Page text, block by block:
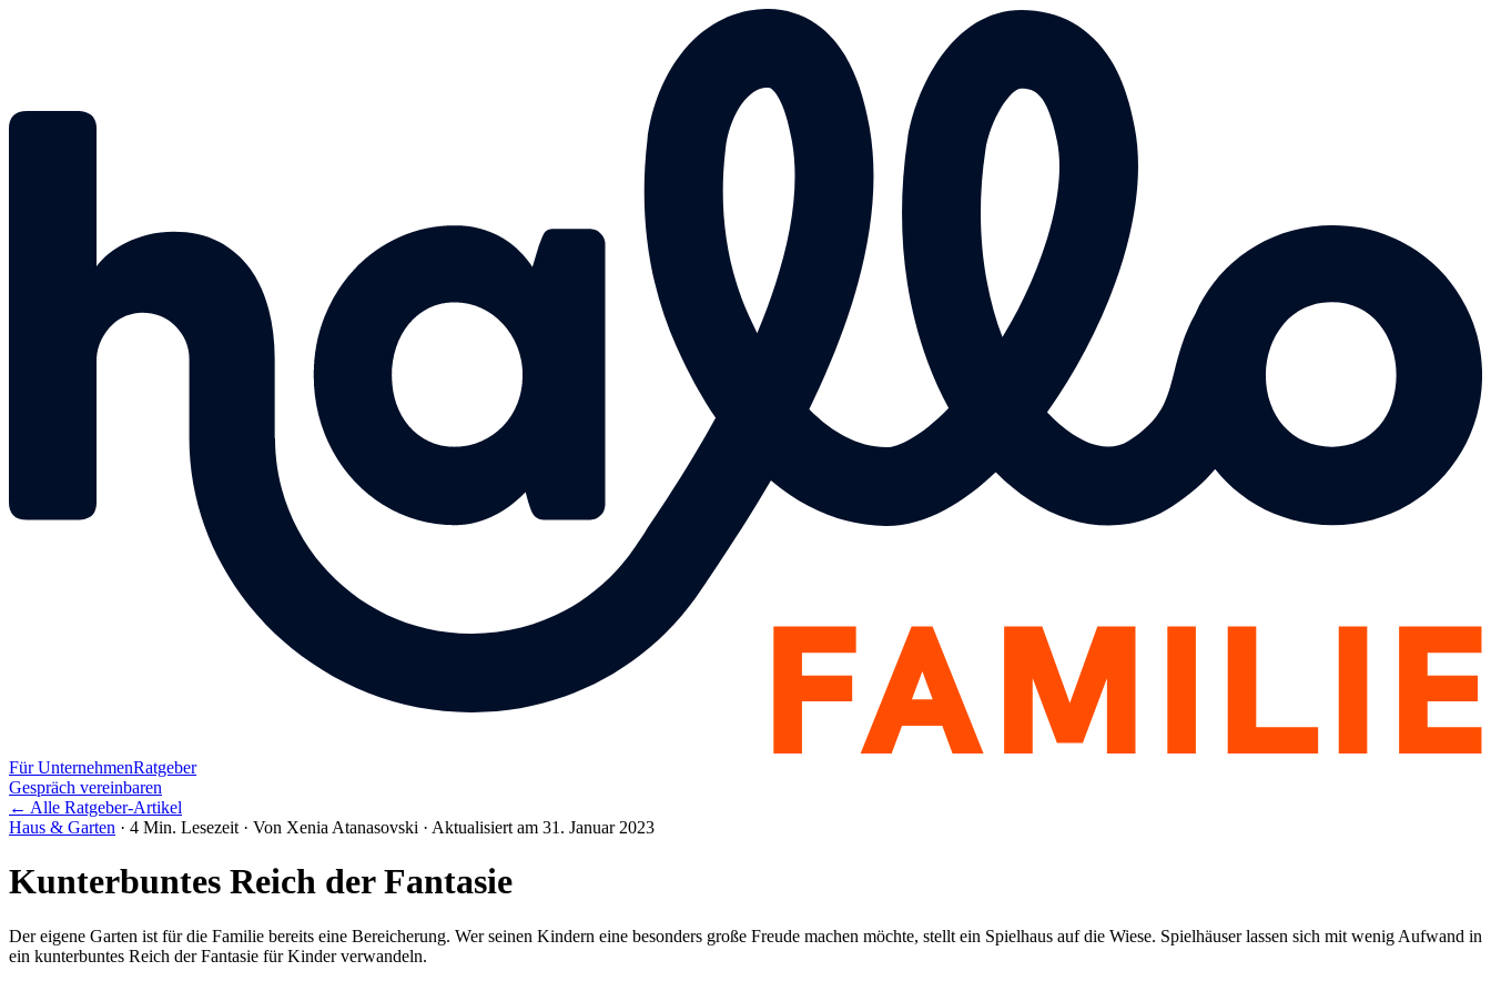
Für UnternehmenRatgeber
Gespräch vereinbaren
← Alle Ratgeber-Artikel
Haus & Garten · 4 Min. Lesezeit · Von Xenia Atanasovski · Aktualisiert am 31. Januar 2023
Kunterbuntes Reich der Fantasie
Der eigene Garten ist für die Familie bereits eine Bereicherung. Wer seinen Kindern eine besonders große Freude machen möchte, stellt ein Spielhaus auf die Wiese. Spielhäuser lassen sich mit wenig Aufwand in
ein kunterbuntes Reich der Fantasie für Kinder verwandeln.